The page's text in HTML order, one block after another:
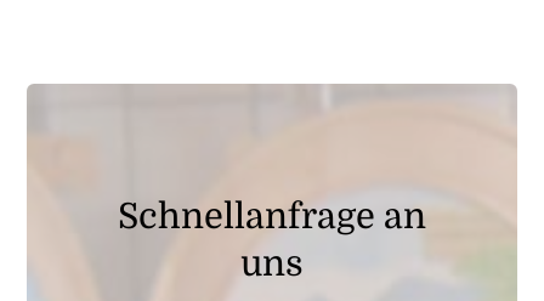
Schnellanfrage an
uns